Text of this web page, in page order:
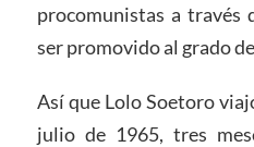
procomunistas a través
ser promovido al grado
Así que Lolo Soetoro
julio de 1965, tres